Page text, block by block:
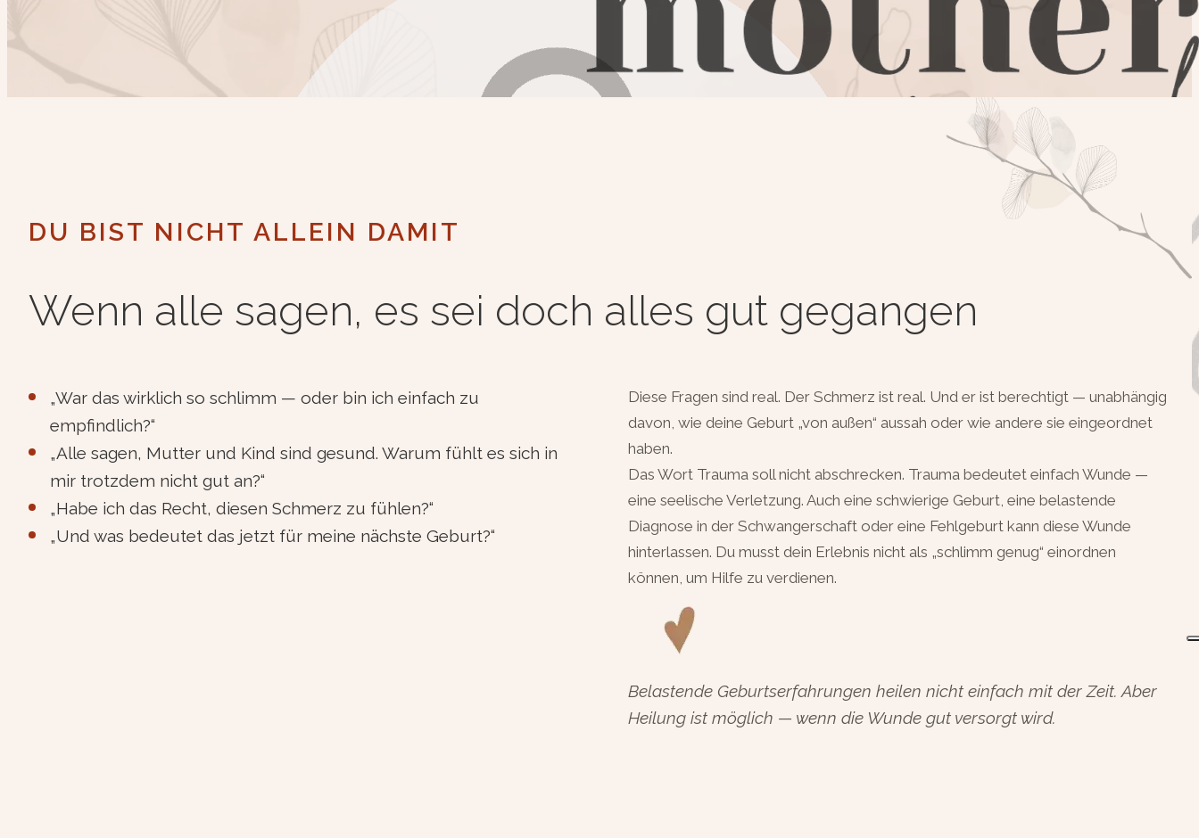
DU BIST NICHT ALLEIN DAMIT
Wenn alle sagen, es sei doch alles gut gegangen
„War das wirklich so schlimm — oder bin ich einfach zu
empfindlich?“
„Alle sagen, Mutter und Kind sind gesund. Warum fühlt es sich in
mir trotzdem nicht gut an?“
„Habe ich das Recht, diesen Schmerz zu fühlen?“
„Und was bedeutet das jetzt für meine nächste Geburt?“
Diese Fragen sind real. Der Schmerz ist real. Und er ist berechtigt — unabhängig
davon, wie deine Geburt „von außen“ aussah oder wie andere sie eingeordnet
haben.
Das Wort Trauma soll nicht abschrecken. Trauma bedeutet einfach Wunde —
eine seelische Verletzung. Auch eine schwierige Geburt, eine belastende
Diagnose in der Schwangerschaft oder eine Fehlgeburt kann diese Wunde
hinterlassen. Du musst dein Erlebnis nicht als „schlimm genug“ einordnen
können, um Hilfe zu verdienen.
Belastende Geburtserfahrungen heilen nicht einfach mit der Zeit. Aber
Heilung ist möglich — wenn die Wunde gut versorgt wird.